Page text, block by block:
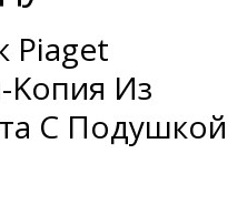
Piaget
Kопия Из
С Подушкой